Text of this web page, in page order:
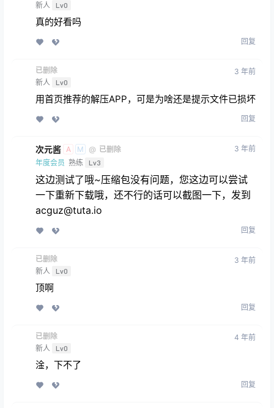
新人 Lv0
真的好看吗
回复
已删除
新人 Lv0
3 年前
用首页推荐的解压APP，可是为啥还是提示文件已损坏
回复
次元酱 A M @ 已删除
年度会员 熟练 Lv3
3 年前
这边测试了哦~压缩包没有问题，您这边可以尝试
一下重新下载哦，还不行的话可以截图一下，发到
acguz@tuta.io
回复
已删除
新人 Lv0
3 年前
顶啊
回复
已删除
新人 Lv0
4 年前
淦，下不了
回复